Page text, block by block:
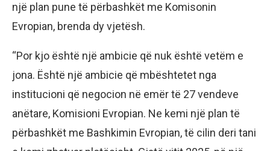
një plan pune të përbashkët me Komisonin
Evropian, brenda dy vjetësh.
“Por kjo është një ambicie që nuk është vetëm e
jona. Është një ambicie që mbështetet nga
institucioni që negocion në emër të 27 vendeve
anëtare, Komisioni Evropian. Ne kemi një plan të
përbashkët me Bashkimin Evropian, të cilin deri tani